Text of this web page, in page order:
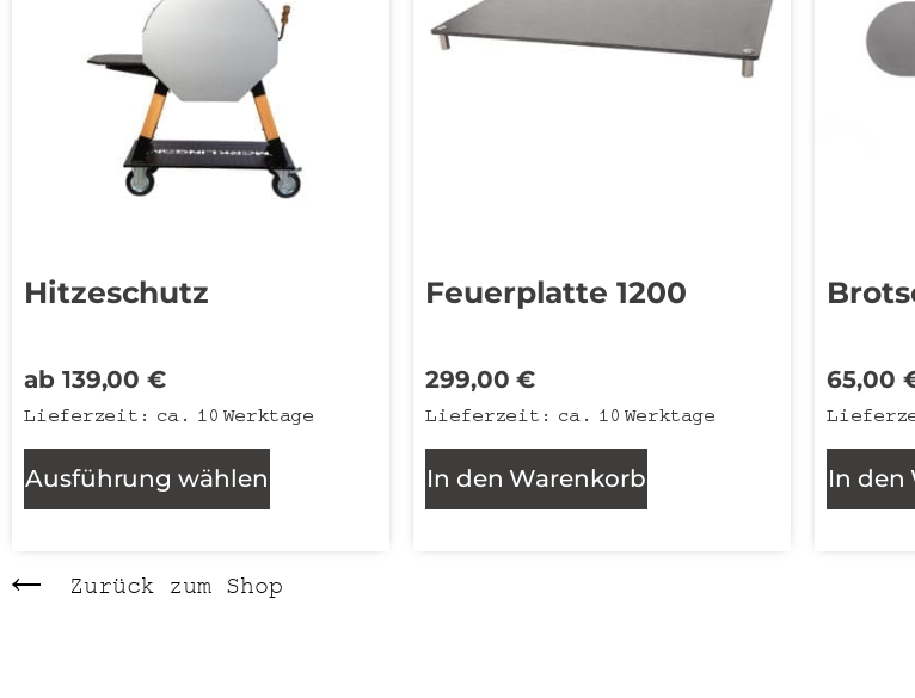
Hitzeschutz
ab 139,00€
Lieferzeit: ca. 10 Werktage
Ausführung wählen
Feuerplatte 1200
299,00€
Lieferzeit: ca. 10 Werktage
In den Warenkorb
65,00
In den
Zurück zum Shop